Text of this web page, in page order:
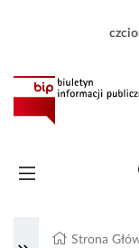
Strona